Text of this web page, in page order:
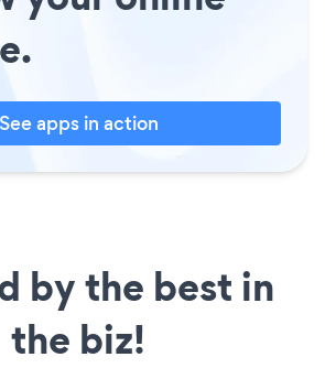
See apps in action
by the best in
the biz!